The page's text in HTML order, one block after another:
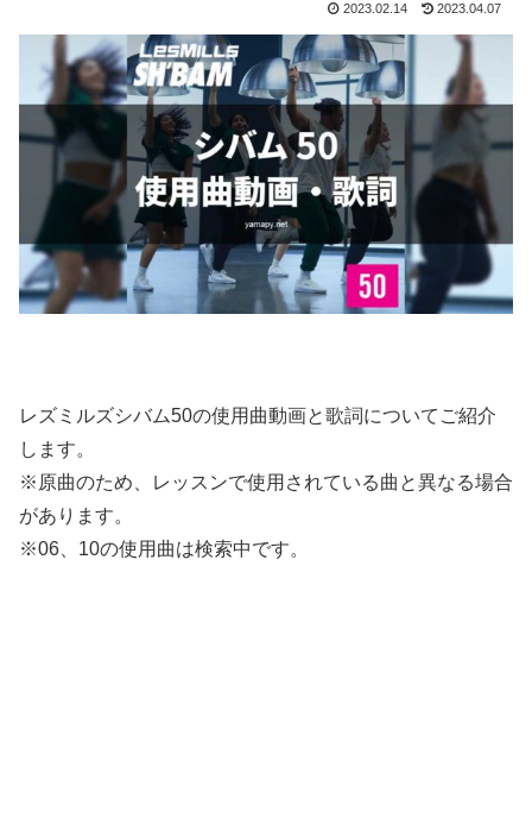
2023.02.14 2023.04.07
レズミルズシバム50の使用曲動画と歌詞についてご紹介
します。
※原曲のため、レッスンで使用されている曲と異なる場合
があります。
※06、10の使用曲は検索中です。